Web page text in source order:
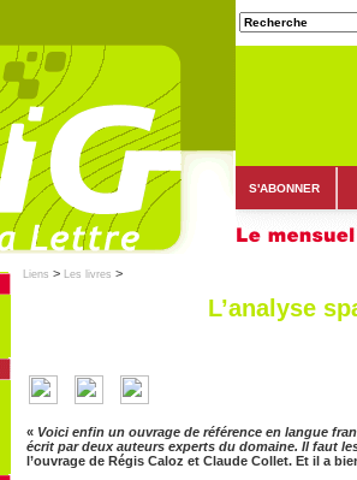
S'ABONNER
Liens > Les livres >
L’analyse
« Voici enfin un ouvrage de référence en langue
écrit par deux auteurs experts du domaine. Il faut
l’ouvrage de Régis Caloz et Claude Collet. Et il a